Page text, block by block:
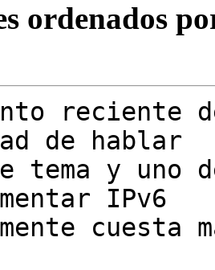
ordenados
reciente
de hablar
tema y uno
IPv6
cuesta